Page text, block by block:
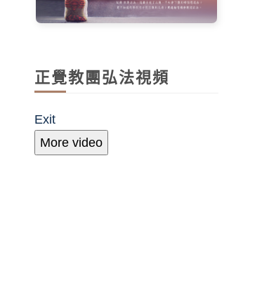
正覺教團弘法視頻
Exit
More video